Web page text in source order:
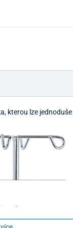
kterou lze jednoduše